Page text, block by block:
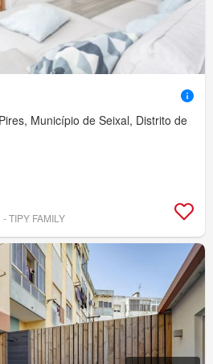
Município de Seixal, Distrito de
TIPY FAMILY